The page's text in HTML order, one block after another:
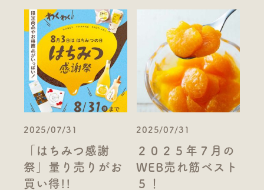
2025/07/31
「はちみつ感謝
祭」量り売りがお
買い得!!
2025/07/31
２０２５年７月の
WEB売れ筋ベスト
５！